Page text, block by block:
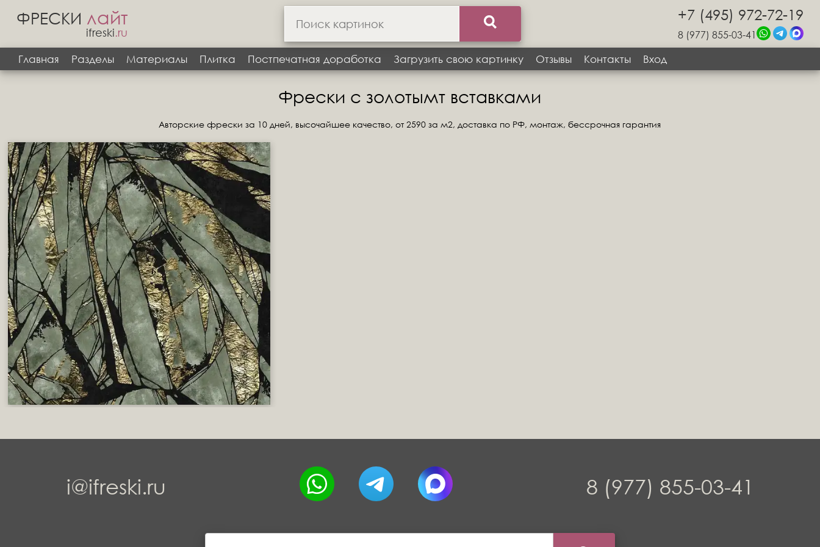
ФРЕСКИ лайт
ifreski.ru
+7 (495) 972-72-19
8 (977) 855-03-41
Главная
Разделы Материалы Плитка Постпечатная доработка Загрузить свою картинку Отзывы Контакты Вход
Фрески с золотымт вставками
Авторские фрески за 10 дней, высочайшее качество, от 2590 за м2, доставка по РФ, монтаж, бессрочная гарантия
i@ifreski.ru 8 (977) 855-03-41